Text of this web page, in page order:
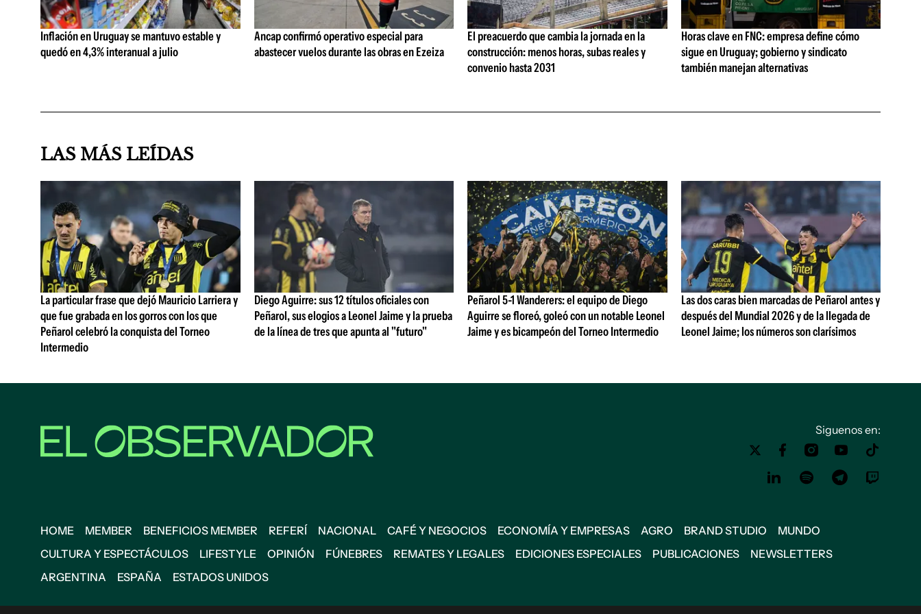
Inflación en Uruguay se mantuvo estable y
quedó en 4,3% interanual a julio
Ancap confirmó operativo especial para
abastecer vuelos durante las obras en Ezeiza
El preacuerdo que cambia la jornada en la
construcción: menos horas, subas reales y
convenio hasta 2031
Horas clave en FNC: empresa define cómo
sigue en Uruguay; gobierno y sindicato
también manejan alternativas
LAS MÁS LEÍDAS
La particular frase que dejó Mauricio Larriera y
que fue grabada en los gorros con los que
Peñarol celebró la conquista del Torneo
Intermedio
Diego Aguirre: sus 12 títulos oficiales con
Peñarol, sus elogios a Leonel Jaime y la prueba
de la línea de tres que apunta al "futuro"
Peñarol 5-1 Wanderers: el equipo de Diego
Aguirre se floreó, goleó con un notable Leonel
Jaime y es bicampeón del Torneo Intermedio
Las dos caras bien marcadas de Peñarol antes y
después del Mundial 2026 y de la llegada de
Leonel Jaime; los números son clarísimos
Siguenos en:
HOME MEMBER BENEFICIOS MEMBER REFERÍ NACIONAL CAFÉ Y NEGOCIOS ECONOMÍA Y EMPRESAS AGRO BRAND STUDIO
MUNDO
CULTURA Y ESPECTÁCULOS
LIFESTYLE OPINIÓN FÚNEBRES REMATES Y LEGALES EDICIONES ESPECIALES PUBLICACIONES
NEWSLETTERS
ARGENTINA
ESPAÑA ESTADOS UNIDOS